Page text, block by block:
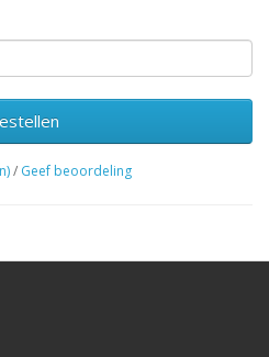
/ Geef beoordeling